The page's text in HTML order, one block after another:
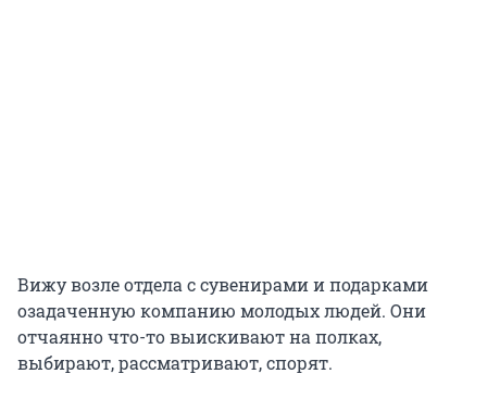
Вижу возле отдела с сувенирами и подарками
озадаченную компанию молодых людей. Они
отчаянно что-то выискивают на полках,
выбирают, рассматривают, спорят.